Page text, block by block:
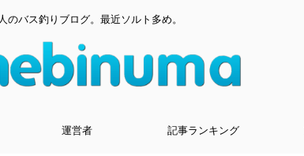
のバス釣りブログ。最近ソルト多め。
運営者 記事ランキング